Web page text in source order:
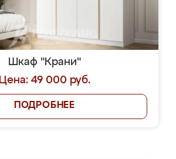
Шкаф "Крани"
Цена: 49 000 руб.
ПОДРОБНЕЕ